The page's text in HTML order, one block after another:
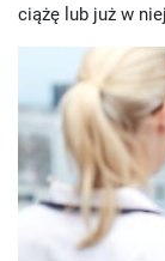
ciążę lub już w